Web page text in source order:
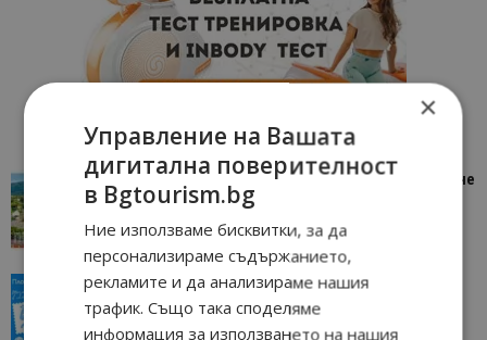
“Пощенска картичка от…”: Петрич – Изживяване
отвъд очакваното
Петрич 11/07/2026 11:22
“Пощенска картичка от…”: Пловдив, градът на
всички времена
Пловдив 23/06/2026 10:00
×
Управление на Вашата
дигитална поверителност
в Bgtourism.bg
Ние използваме бисквитки, за да
персонализираме съдържанието,
рекламите и да анализираме нашия
трафик. Също така споделяме
информация за използването на нашия